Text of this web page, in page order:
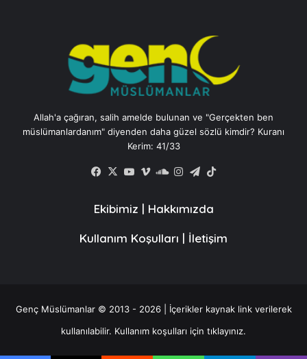
Allah'a çağıran, salih amelde bulunan ve "Gerçekten ben
müslümanlardanım" diyenden daha güzel sözlü kimdir? Kuranı
Kerim: 41/33
Facebook
X YouTube
VimeoSoundCloud
Instagram
Telegram
Ekibimiz | Hakkımızda
Kullanım Koşulları | İletişim
Genç Müslümanlar © 2013 - 2026 | İçerikler kaynak link verilerek
kullanılabilir. Kullanım koşulları için tıklayınız.